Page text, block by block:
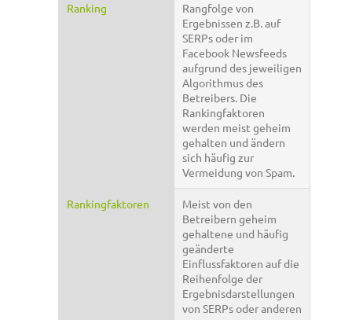
Ranking
Rangfolge von
Ergebnissen z.B. auf
SERPs oder im
Facebook Newsfeeds
aufgrund des jeweiligen
Algorithmus des
Betreibers. Die
Rankingfaktoren
werden meist geheim
gehalten und ändern
sich häufig zur
Vermeidung von Spam.
Rankingfaktoren
Meist von den
Betreibern geheim
gehaltene und häufig
geänderte
Einflussfaktoren auf die
Reihenfolge der
Ergebnisdarstellungen
von SERPs oder anderen